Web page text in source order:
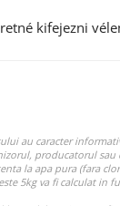
kifejezni